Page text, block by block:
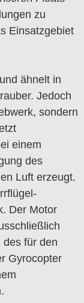
zu
Einsatzgebiet
ähnelt in
Jedoch
sondern
einem
des
Luft erzeugt.
Der Motor
des für den
Gyrocopter